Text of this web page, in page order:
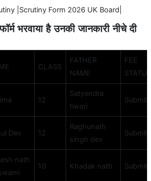
|Scrutiny Form 2026 UK Board|
भरवाया है उनकी जानकारी नीचे दी
CLASS
FATHER
NAME
FEE
12
Satyendra
tiwari
Submit
Dev 12
Raghunath
singh dev
Submit
nath
10 Khadak nath Submit